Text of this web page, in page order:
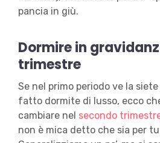
pancia in giù.
Dormire in
trimestre
Se nel primo periodo ve la
fatto dormite di lusso, ecco
cambiare nel secondo
non è mica detto che sia per